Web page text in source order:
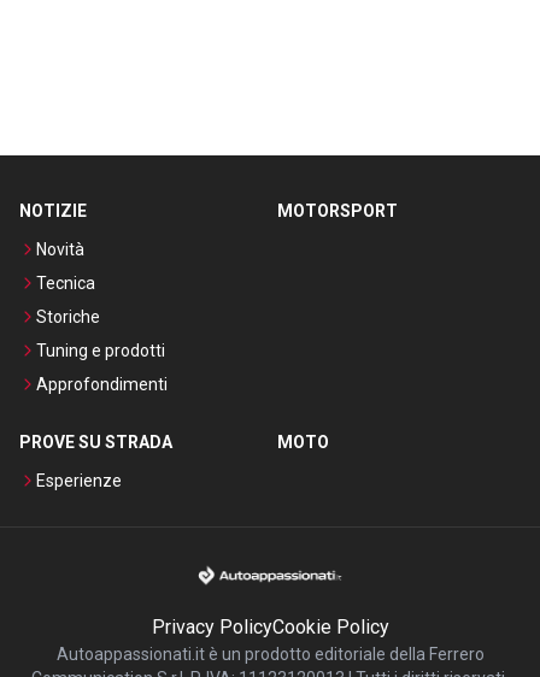
NOTIZIE
Novità
Tecnica
Storiche
Tuning e prodotti
Approfondimenti
MOTORSPORT
PROVE SU STRADA
Esperienze
MOTO
Privacy PolicyCookie Policy
Autoappassionati.it è un prodotto editoriale della Ferrero